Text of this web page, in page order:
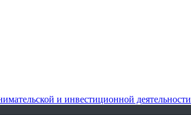
и инвестиционной деятельности